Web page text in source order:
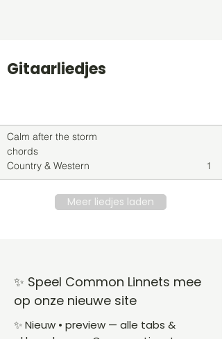
Gitaarliedjes
Calm after the storm
chords
Country & Western
1
Meer liedjes laden
✨ Speel Common Linnets mee
op onze nieuwe site
✨ Nieuw • preview — alle tabs &